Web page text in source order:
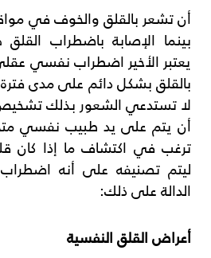
أن تشعر بالقلق والخوف في
بينما الإصابة باضطراب
يعتبر الأخير اضطراب نفسي
بالقلق بشكل دائم على مدى
لا تستدعي الشعور بذلك
أن يتم على يد طبيب نفسي
ترغب في اكتشاف ما إذا كان
ليتم تصنيفه على أنه
الدالة على ذلك:
أعراض القلق النفسية